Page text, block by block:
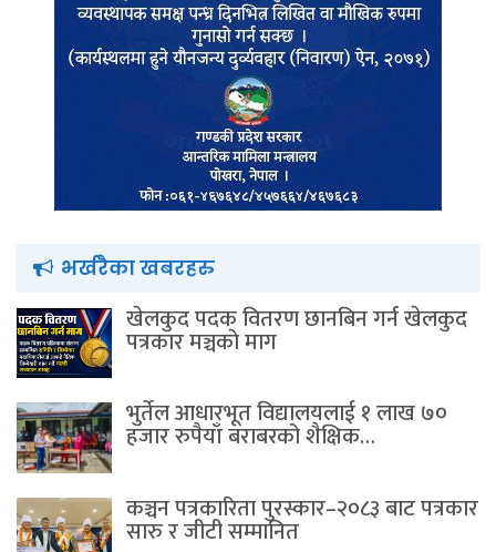
भर्खरैका खबरहरु
खेलकुद पदक वितरण छानबिन गर्न खेलकुद
पत्रकार मञ्चकाे माग
भुर्तेल आधारभूत विद्यालयलाई १ लाख ७०
हजार रुपैयाँ बराबरको शैक्षिक…
कञ्चन पत्रकारिता पुरस्कार–२०८३ बाट पत्रकार
सारु र जीटी सम्मानित